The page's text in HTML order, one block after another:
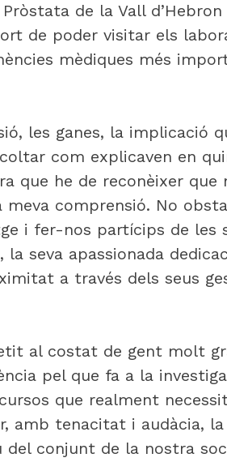
de la Vall d’Hebron
de poder visitar els
mèdiques més
les ganes, la implicació
com explicaven en
que he de reconèixer que
comprensió. No
i fer-nos partícips de les
seva apassionada
a través dels seus
al costat de gent molt
pel que fa a la
que realment
amb tenacitat i audàcia, la
conjunt de la nostra